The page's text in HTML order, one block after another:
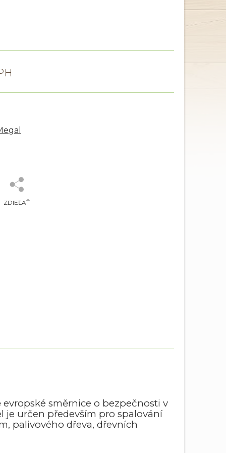
ZDIEĽAŤ
směrnice o bezpečnosti v
je určen především pro spalování
palivového dřeva, dřevních